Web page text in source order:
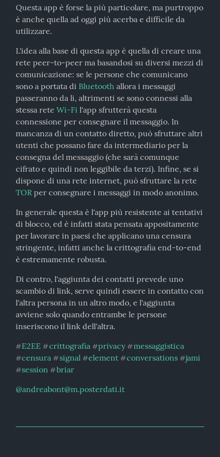
Questa app è forse la più particolare, ma purtroppo
è anche quella ad oggi più acerba e difficile da
utilizzare.
L'idea alla base di questa app è quella di creare una
rete peer-to-peer ma basandosi su diversi mezzi di
comunicazione: se le persone che comunicano
sono a portata di Bluetooth allora i messaggi
passeranno da li, altrimenti se sono connessi alla
stessa rete Wi-Fi l'app sfrutterà questa
connessione per consegnare il messaggio. In
mancanza di un contatto diretto, può sfruttare altri
utenti che possano fare da intermediario per la
consegna del messaggio (che sarà comunque
cifrato e quindi non leggibile da terzi). Infine, se si
TOR per consegnare i messaggi in modo anonimo.
In generale questa è l'app più resistente ai tentativi
di blocco, ed è infatti stata pensata appositamente
per lavorare in paesi che applicano una censura
stringente, infatti anche la crittografia end-to-end
è estremamente robusta.
Di contro, l'aggiunta dei contatti prevede uno
scambio di link, serve quindi essere in contatto con
l'altra persona in un altro modo, e l'aggiunta
avviene solo quando entrambe le persone
inseriscono il link dell'altra.
#E2EE #crittografia #privacy #messaggistica
#censura #signal #element #conversations #jami
#session #briar
@andreabont@m.posterdati.it